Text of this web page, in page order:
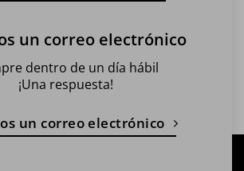
un correo electrónico
dentro de un día hábil
¡Una respuesta!
un correo electrónico